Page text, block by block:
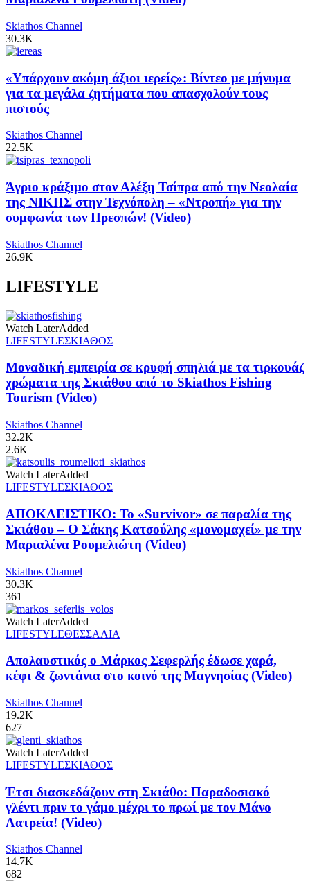
Skiathos Channel
30.3K
«Υπάρχουν ακόμη άξιοι ιερείς»: Βίντεο με μήνυμα
για τα μεγάλα ζητήματα που απασχολούν τους
πιστούς
Skiathos Channel
22.5K
Άγριο κράξιμο στον Αλέξη Τσίπρα από την Νεολαία
της ΝΙΚΗΣ στην Τεχνόπολη – «Ντροπή» για την
συμφωνία των Πρεσπών! (Video)
Skiathos Channel
26.9K
LIFESTYLE
Watch LaterAdded
LIFESTYLEΣΚΙΑΘΟΣ
Μοναδική εμπειρία σε κρυφή σπηλιά με τα τιρκουάζ
χρώματα της Σκιάθου από το Skiathos Fishing
Tourism (Video)
Skiathos Channel
32.2K
2.6K
Watch LaterAdded
LIFESTYLEΣΚΙΑΘΟΣ
ΑΠΟΚΛΕΙΣΤΙΚΟ: Το «Survivor» σε παραλία της
Σκιάθου – Ο Σάκης Κατσούλης «μονομαχεί» με την
Μαριαλένα Ρουμελιώτη (Video)
Skiathos Channel
30.3K
361
Watch LaterAdded
LIFESTYLEΘΕΣΣΑΛΙΑ
Απολαυστικός ο Μάρκος Σεφερλής έδωσε χαρά,
κέφι & ζωντάνια στο κοινό της Μαγνησίας (Video)
Skiathos Channel
19.2K
627
Watch LaterAdded
LIFESTYLEΣΚΙΑΘΟΣ
Έτσι διασκεδάζουν στη Σκιάθο: Παραδοσιακό
γλέντι πριν το γάμο μέχρι το πρωί με τον Μάνο
Λατρεία! (Video)
Skiathos Channel
14.7K
682